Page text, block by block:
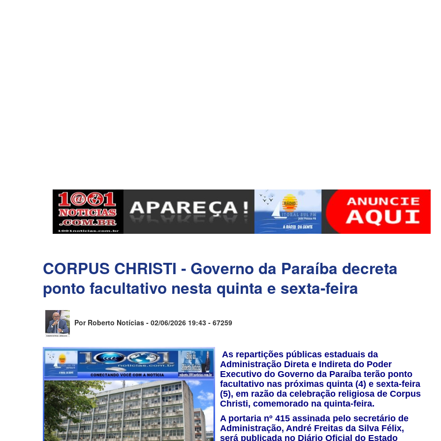
CORPUS CHRISTI - Governo da Paraíba decreta
ponto facultativo nesta quinta e sexta-feira
Por Roberto Notícias - 02/06/2026 19:43 - 67259
As repartições públicas estaduais da
Administração Direta e Indireta do Poder
Executivo do Governo da Paraíba terão ponto
facultativo nas próximas quinta (4) e sexta-feira
(5), em razão da celebração religiosa de Corpus
Christi, comemorado na quinta-feira.
A portaria nº 415 assinada pelo secretário de
Administração, André Freitas da Silva Félix,
será publicada no Diário Oficial do Estado